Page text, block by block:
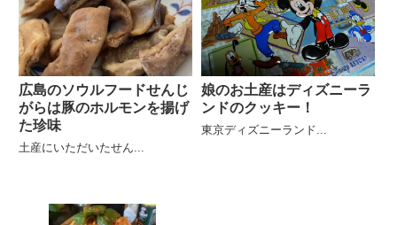
広島のソウルフードせんじ
がらは豚のホルモンを揚げ
た珍味
土産にいただいたせん...
娘のお土産はディズニーラ
ンドのクッキー！
東京ディズニーランド...